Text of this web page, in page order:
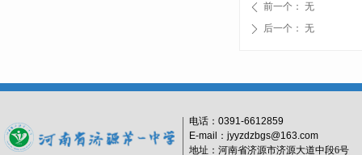
ꄴ 前一个： 无
ꄲ 后一个： 无
电话： 0391-6612859
E-mail：jyyzdzbgs@163.com
地址：河南省济源市济源大道中段6号